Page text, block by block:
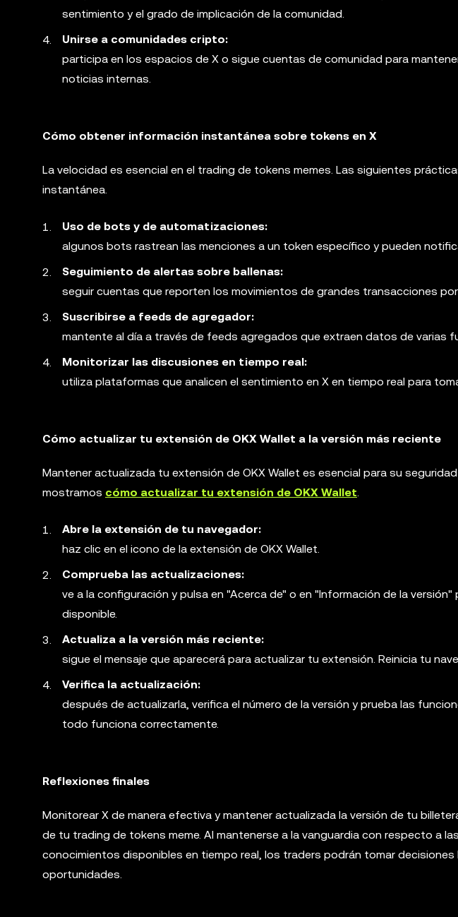
sentimiento y el grado de implicación de la comunidad.
Unirse a comunidades cripto:
participa en los espacios de X o sigue cuentas de comunidad para
noticias internas.
Cómo obtener información instantánea sobre tokens en X
La velocidad es esencial en el trading de tokens memes. Las siguientes
instantánea.
Uso de bots y de automatizaciones:
algunos bots rastrean las menciones a un token específico y pueden
Seguimiento de alertas sobre ballenas:
seguir cuentas que reporten los movimientos de grandes transacciones
Suscribirse a feeds de agregador:
mantente al día a través de feeds agregados que extraen datos de varias
Monitorizar las discusiones en tiempo real:
utiliza plataformas que analicen el sentimiento en X en tiempo real para
Cómo actualizar tu extensión de OKX Wallet a la versión más reciente
Mantener actualizada tu extensión de OKX Wallet es esencial para su
mostramos cómo actualizar tu extensión de OKX Wallet.
Abre la extensión de tu navegador:
haz clic en el icono de la extensión de OKX Wallet.
Comprueba las actualizaciones:
ve a la configuración y pulsa en "Acerca de" o en "Información de la
disponible.
Actualiza a la versión más reciente:
sigue el mensaje que aparecerá para actualizar tu extensión. Reinicia tu
Verifica la actualización:
después de actualizarla, verifica el número de la versión y prueba las
todo funciona correctamente.
Reflexiones finales
Monitorear X de manera efectiva y mantener actualizada la versión de tu
de tu trading de tokens meme. Al mantenerse a la vanguardia con respecto a
conocimientos disponibles en tiempo real, los traders podrán tomar
oportunidades.